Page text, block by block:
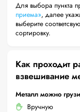
Для выбора пункта
приема», далее
выберите соответсвующие услуги и интересующую Вас
сортировку.
Как проходит
взвешивание
Металл можно
Вручную